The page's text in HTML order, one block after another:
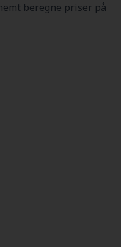
beregne priser på